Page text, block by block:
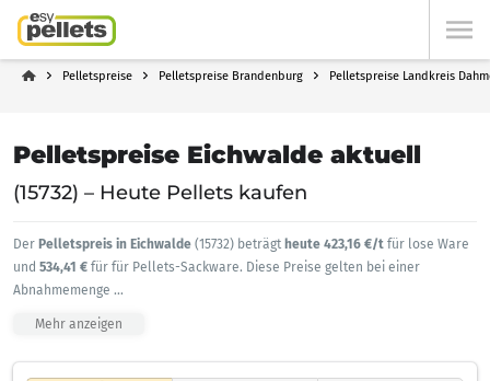
Pelletspreise Pelletspreise Brandenburg Pelletspreise Landkreis
Pelletspreise Eichwalde aktuell
(15732) – Heute Pellets kaufen
Der Pelletspreis in Eichwalde (15732) beträgt heute 423,16 €/t für lose Ware
und 534,41 € für für Pellets-Sackware. Diese Preise gelten bei einer
Abnahmemenge ...
Mehr anzeigen